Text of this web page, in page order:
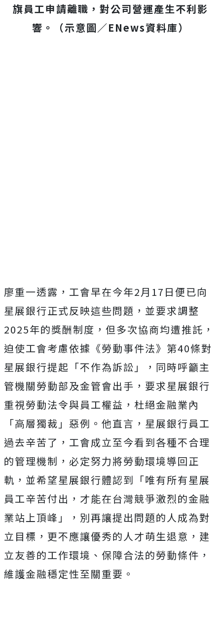
旗員工申請離職，對公司營運產生不利影
響。（示意圖／ENews資料庫）
廖重一透露，工會早在今年2月17日便已向
星展銀行正式反映這些問題，並要求調整
2025年的獎酬制度，但多次協商均遭推託，
迫使工會考慮依據《勞動事件法》第40條對
星展銀行提起「不作為訴訟」， 同時呼籲主
管機關勞動部及金管會出手，要求星展銀行
重視勞動法令與員工權益，杜絕金融業內
「高層獨裁」惡例。他直言，星展銀行員工
過去辛苦了，工會成立至今看到各種不合理
的管理機制，必定努力將勞動環境導回正
軌，並希望星展銀行體認到「唯有所有星展
員工辛苦付出，才能在台灣競爭激烈的金融
業站上頂峰」，別再讓提出問題的人成為對
立目標，更不應讓優秀的人才萌生退意，建
立友善的工作環境、保障合法的勞動條件，
維護金融穩定性至關重要。